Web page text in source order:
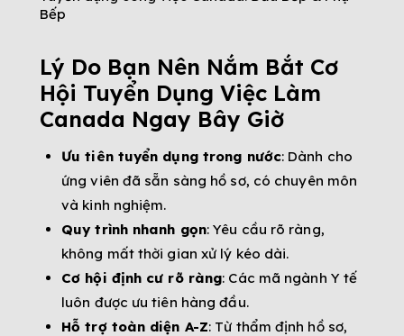
Bếp
Lý Do Bạn Nên Nắm Bắt Cơ
Hội Tuyển Dụng Việc Làm
Canada Ngay Bây Giờ
Ưu tiên tuyển dụng trong nước: Dành cho
ứng viên đã sẵn sàng hồ sơ, có chuyên môn
và kinh nghiệm.
Quy trình nhanh gọn: Yêu cầu rõ ràng,
không mất thời gian xử lý kéo dài.
Cơ hội định cư rõ ràng: Các mã ngành Y tế
luôn được ưu tiên hàng đầu.
Hỗ trợ toàn diện A-Z: Từ thẩm định hồ sơ,